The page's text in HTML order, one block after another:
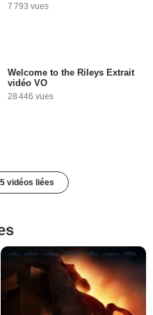
7 793 vues
Welcome to the Rileys Extrait
vidéo VO
28 446 vues
vidéos liées